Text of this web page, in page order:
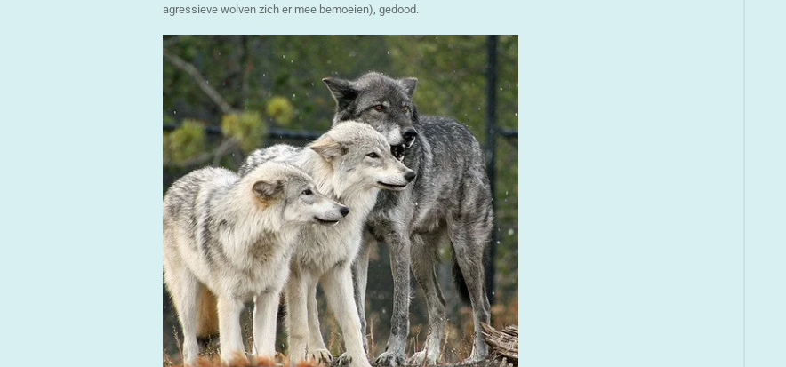
agressieve wolven zich er mee bemoeien), gedood.